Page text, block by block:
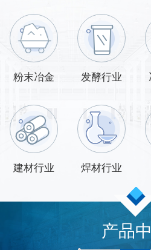
粉末冶金 发酵行业
建材行业 焊材行业
产品